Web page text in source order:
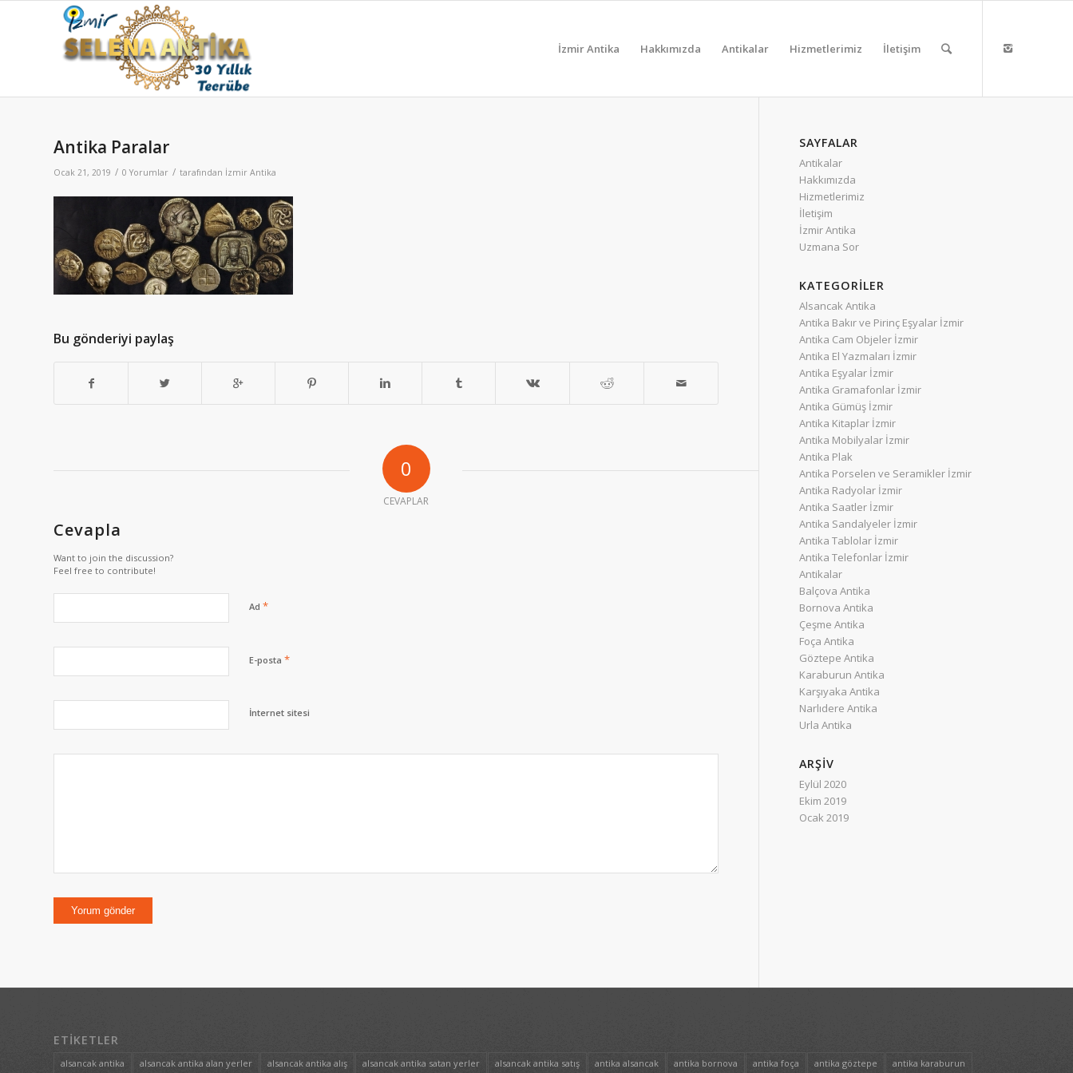
İzmir Antika Hakkımızda Antikalar Hizmetlerimiz İletişim
Antika Paralar
Ocak 21, 2019 / 0 Yorumlar / tarafından İzmir Antika
Bu gönderiyi paylaş
0
CEVAPLAR
Cevapla
Want to join the discussion?
Feel free to contribute!
Ad *
E-posta *
İnternet sitesi
SAYFALAR
Antikalar
Hakkımızda
Hizmetlerimiz
İletişim
İzmir Antika
Uzmana Sor
KATEGORILER
Alsancak Antika
Antika Bakır ve Pirinç Eşyalar İzmir
Antika Cam Objeler İzmir
Antika El Yazmaları İzmir
Antika Eşyalar İzmir
Antika Gramafonlar İzmir
Antika Gümüş İzmir
Antika Kitaplar İzmir
Antika Mobilyalar İzmir
Antika Plak
Antika Porselen ve Seramikler İzmir
Antika Radyolar İzmir
Antika Saatler İzmir
Antika Sandalyeler İzmir
Antika Tablolar İzmir
Antika Telefonlar İzmir
Antikalar
Balçova Antika
Bornova Antika
Çeşme Antika
Foça Antika
Göztepe Antika
Karaburun Antika
Karşıyaka Antika
Narlıdere Antika
Urla Antika
ARŞIV
Eylül 2020
Ekim 2019
Ocak 2019
ETIKETLER
alsancak antika alsancak antika alan yerler alsancak antika alış alsancak antika satan yerler alsancak antika satış antika alsancak antika bornova antika foça antika göztepe antika karaburun